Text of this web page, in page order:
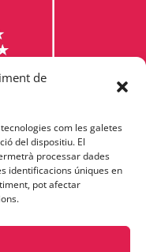
de
com les galetes
del dispositiu. El
processar dades
identificacions úniques en
pot afectar
Europea